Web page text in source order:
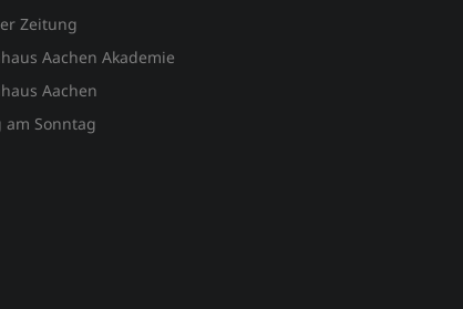
Zeitung
Aachen Akademie
Aachen
am Sonntag